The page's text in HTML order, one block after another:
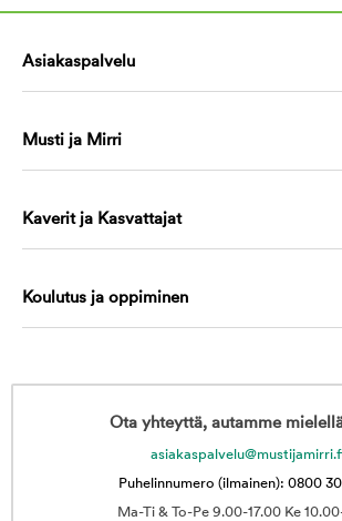
Asiakaspalvelu
Musti ja Mirri
Kaverit ja Kasvattajat
Koulutus ja oppiminen
Ota yhteyttä, autamme
Puhelinnumero (ilmainen): 0800
Ma-Ti & To-Pe 9.00-17.00 Ke